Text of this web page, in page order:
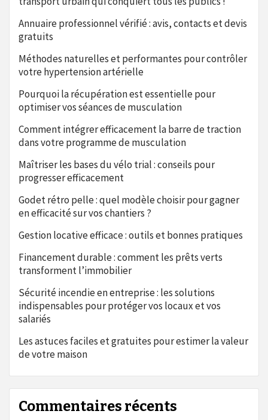
Annuaire professionnel vérifié : avis, contacts et devis
gratuits
Méthodes naturelles et performantes pour contrôler
votre hypertension artérielle
Pourquoi la récupération est essentielle pour
optimiser vos séances de musculation
Comment intégrer efficacement la barre de traction
dans votre programme de musculation
Maîtriser les bases du vélo trial : conseils pour
progresser efficacement
Godet rétro pelle : quel modèle choisir pour gagner
en efficacité sur vos chantiers ?
Gestion locative efficace : outils et bonnes pratiques
Financement durable : comment les prêts verts
transforment l’immobilier
Sécurité incendie en entreprise : les solutions
indispensables pour protéger vos locaux et vos
salariés
Les astuces faciles et gratuites pour estimer la valeur
de votre maison
Commentaires récents